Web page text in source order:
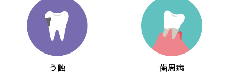
う蝕 歯周病